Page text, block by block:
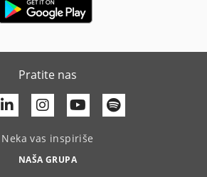
Pratite nas
Linkedin Youtube
Neka vas inspiriše
NAŠA GRUPA